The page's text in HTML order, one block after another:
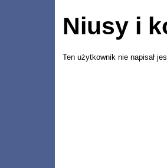
Niusy i
Ten użytkownik nie napisał